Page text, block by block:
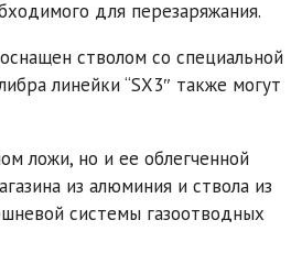
для перезаряжания.
стволом со специальной
линейки “SX3″ также могут
ложи, но и ее облегченной
из алюминия и ствола из
системы газоотводных